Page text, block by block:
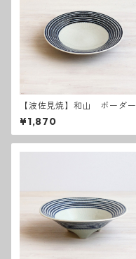
【波佐見焼】和山 ボーダー
柄 「藍駒」6寸皿
¥1,870